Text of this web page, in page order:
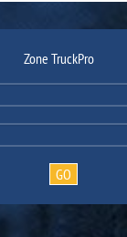
Zone TruckPro